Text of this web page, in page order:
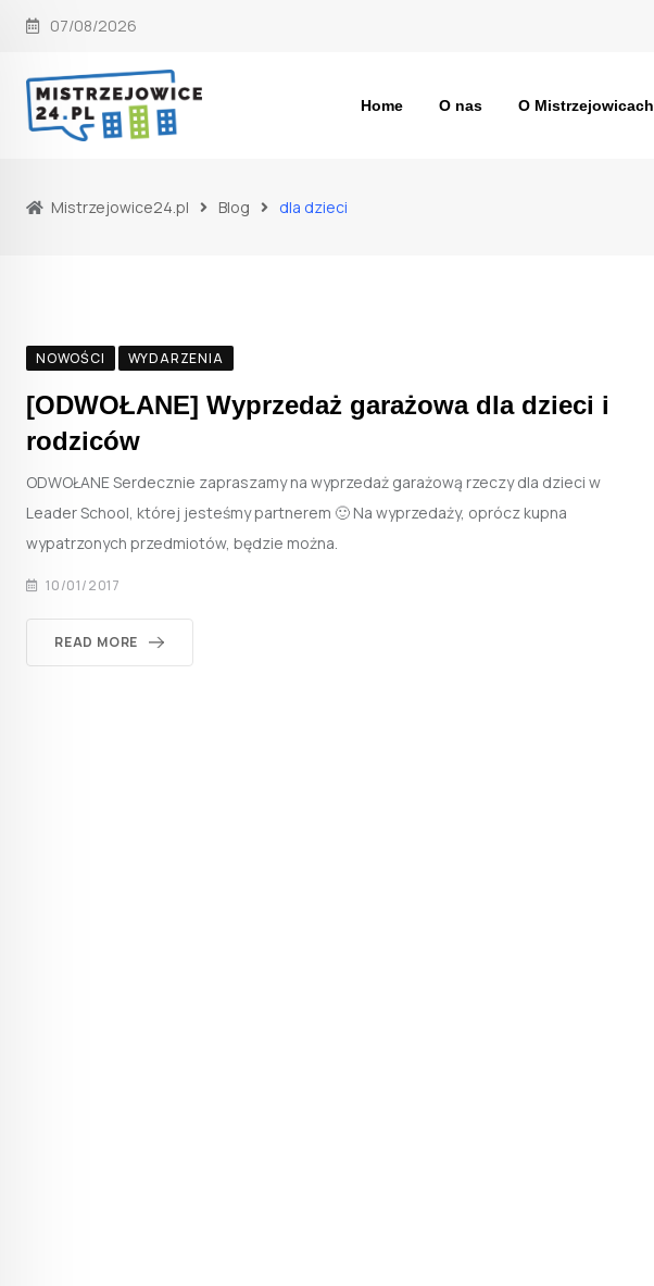
Skip
content
07/08/2026
Home O nas O Mistrzejowicach
Mistrzejowice24.pl Blog dla dzieci
NOWOŚCI WYDARZENIA
[ODWOŁANE] Wyprzedaż garażowa dla dzieci i
rodziców
ODWOŁANE Serdecznie zapraszamy na wyprzedaż garażową rzeczy dla dzieci w
Leader School, której jesteśmy partnerem 🙂 Na wyprzedaży, oprócz kupna
wypatrzonych przedmiotów, będzie można.
10/01/2017
READ MORE